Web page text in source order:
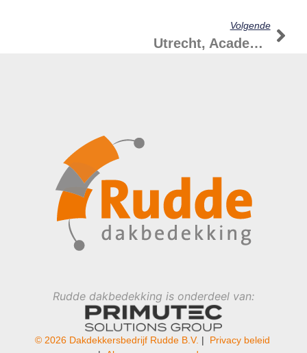
Volgende
Utrecht, Academie Tien
Rudde dakbedekking is onderdeel van:
© 2026 Dakdekkersbedrijf Rudde B.V. | Privacy beleid